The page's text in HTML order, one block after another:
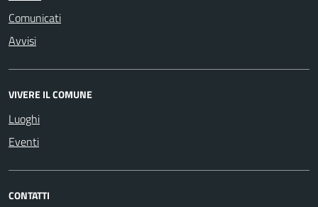
Comunicati
Avvisi
VIVERE IL COMUNE
Luoghi
Eventi
CONTATTI